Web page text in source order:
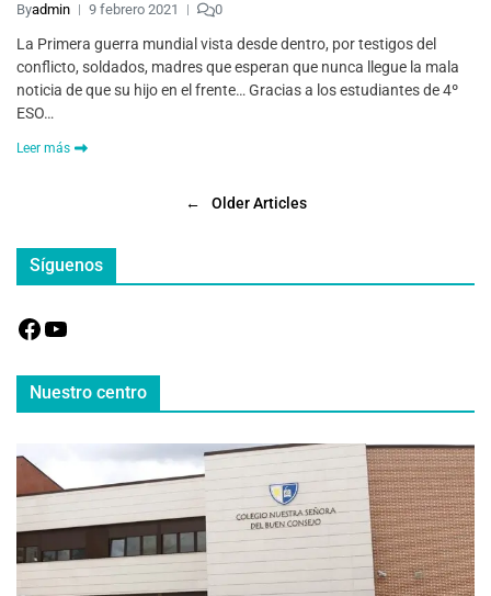
Byadmin 9 febrero 2021 0
La Primera guerra mundial vista desde dentro, por testigos del
conflicto, soldados, madres que esperan que nunca llegue la mala
noticia de que su hijo en el frente… Gracias a los estudiantes de 4º
ESO…
Leer más
← Older Articles
Síguenos
Nuestro centro